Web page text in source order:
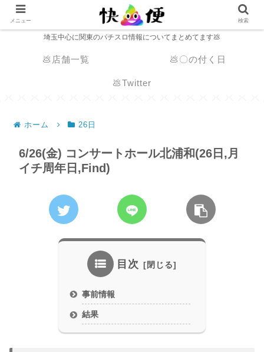
埼玉中心に関東のパチスロ情報についてまとめてます💩
💩店舗一覧 💩〇の付く日
💩Twitter
ホーム 26日
6/26(金) コンサートホール北浦和(26日,月
イチ周年日,Find)
目次
事前情報
結果
メニュー 検索